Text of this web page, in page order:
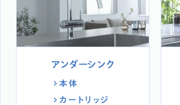
アンダーシンク
本体
カートリッジ